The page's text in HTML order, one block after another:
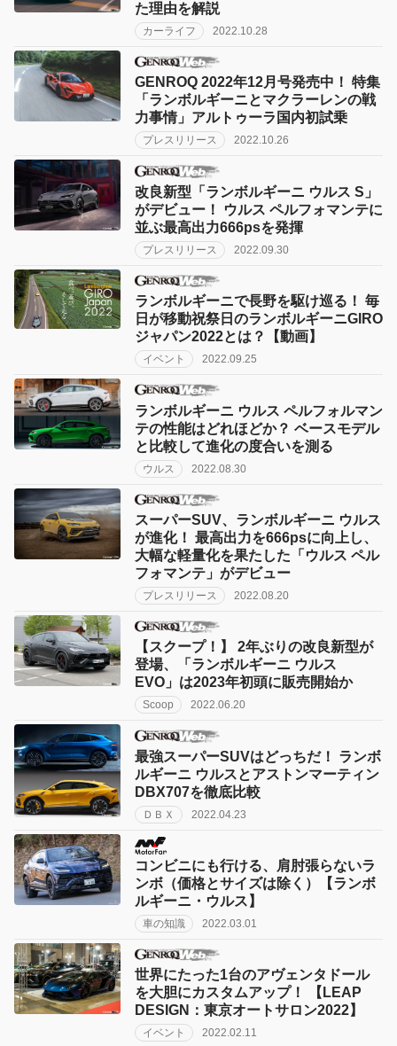
た理由を解説
カーライフ 2022.10.28
GENROQ 2022年12月号発売中！ 特集
「ランボルギーニとマクラーレンの戦
力事情」アルトゥーラ国内初試乗
プレスリリース 2022.10.26
改良新型「ランボルギーニ ウルス S」
がデビュー！ ウルス ペルフォマンテに
並ぶ最高出力666psを発揮
プレスリリース 2022.09.30
ランボルギーニで長野を駆け巡る！ 毎
日が移動祝祭日のランボルギーニGIRO
ジャパン2022とは？【動画】
イベント 2022.09.25
ランボルギーニ ウルス ペルフォルマン
テの性能はどれほどか？ ベースモデル
と比較して進化の度合いを測る
ウルス 2022.08.30
スーパーSUV、ランボルギーニ ウルス
が進化！ 最高出力を666psに向上し、
大幅な軽量化を果たした「ウルス ペル
フォマンテ」がデビュー
プレスリリース 2022.08.20
【スクープ！】 2年ぶりの改良新型が
登場、「ランボルギーニ ウルス
EVO」は2023年初頭に販売開始か
Scoop 2022.06.20
最強スーパーSUVはどっちだ！ ランボ
ルギーニ ウルスとアストンマーティン
DBX707を徹底比較
ＤＢＸ 2022.04.23
コンビニにも行ける、肩肘張らないラ
ンボ（価格とサイズは除く）【ランボ
ルギーニ・ウルス】
車の知識 2022.03.01
世界にたった1台のアヴェンタドール
を大胆にカスタムアップ！ 【LEAP
DESIGN：東京オートサロン2022】
イベント 2022.02.11